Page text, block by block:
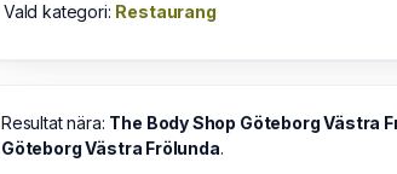
Vald kategori: Restaurang
Resultat nära: The Body Shop Göteborg Västra
Göteborg Västra Frölunda.